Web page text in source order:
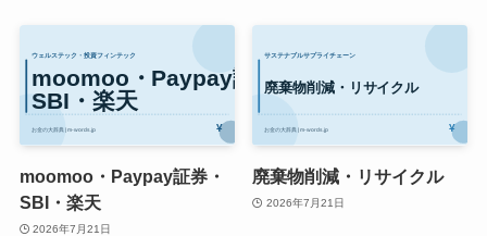
moomoo・Paypay証券・
SBI・楽天
2026年7月21日
廃棄物削減・リサイクル
2026年7月21日